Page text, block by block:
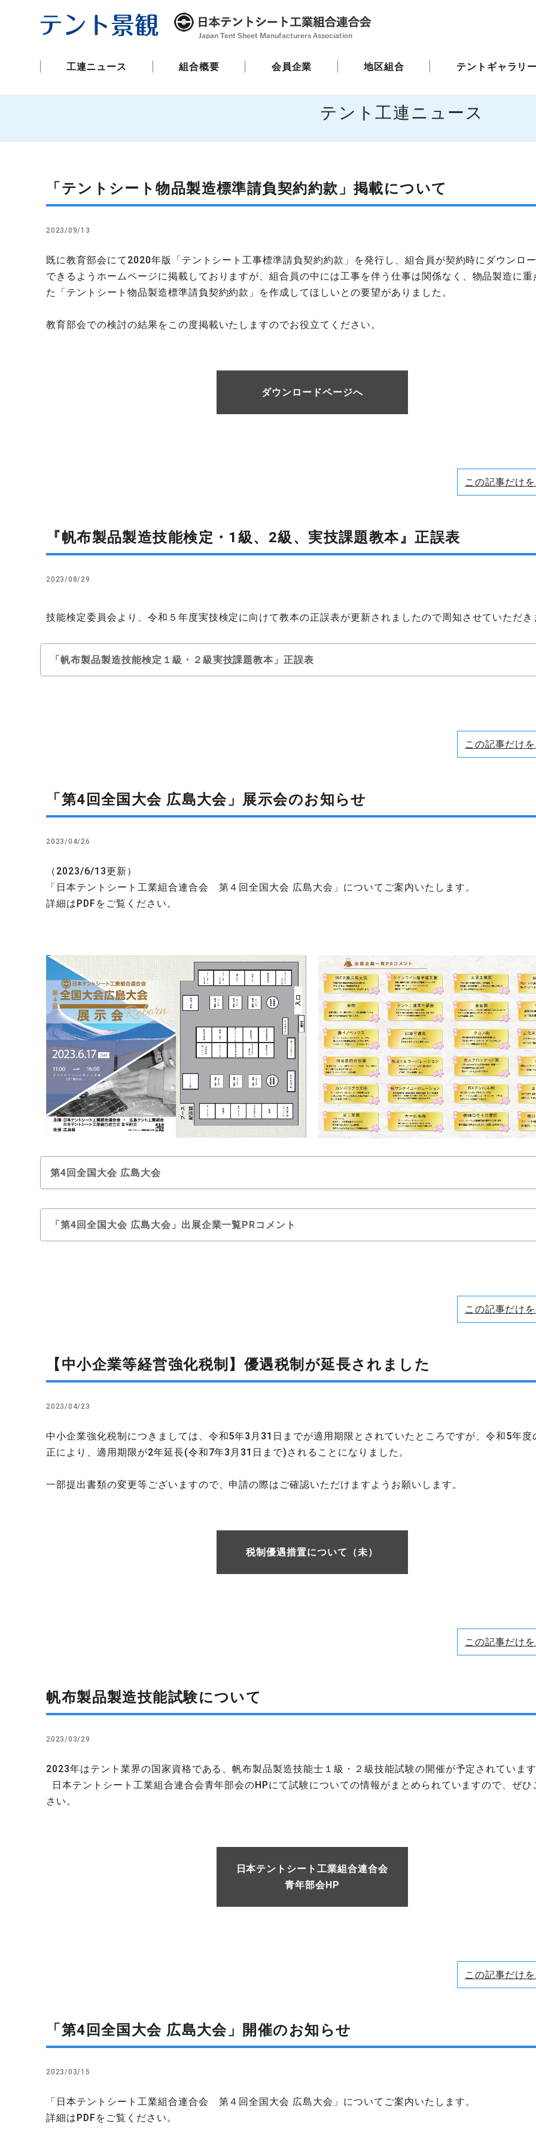
工連ニュース 組合概要 会員企業 地区組合 テントギャラリ
テント工連ニュース
「テントシート物品製造標準請負契約約款」掲載について
2023/09/13
既に教育部会にて2020年版「テントシート工事標準請負契約約款」を発行し、組合員が契約時にダウンロ
できるようホームページに掲載しておりますが、組合員の中には工事を伴う仕事は関係なく、物品製造に重
た「テントシート物品製造標準請負契約約款」を作成してほしいとの要望がありました。
教育部会での検討の結果をこの度掲載いたしますのでお役立てください。
ダウンロードページへ
この記事だけ
『帆布製品製造技能検定・1級、2級、実技課題教本』正誤表
2023/08/29
技能検定委員会より、令和５年度実技検定に向けて教本の正誤表が更新されましたので周知させていただき
「帆布製品製造技能検定１級・２級実技課題教本」正誤表
この記事だけ
「第4回全国大会 広島大会」展示会のお知らせ
2023/04/26
（2023/6/13更新）
「日本テントシート工業組合連合会 第４回全国大会 広島大会」についてご案内いたします。
詳細はPDFをご覧ください。
第4回全国大会 広島大会
「第4回全国大会 広島大会」出展企業一覧PRコメント
この記事だけ
【中小企業等経営強化税制】優遇税制が延長されました
2023/04/23
中小企業強化税制につきましては、令和5年3月31日までが適用期限とされていたところですが、令和5年度
正により、適用期限が2年延長(令和7年3月31日まで)されることになりました。
一部提出書類の変更等ございますので、申請の際はご確認いただけますようお願いします。
税制優遇措置について（未）
この記事だけ
帆布製品製造技能試験について
2023/03/29
2023年はテント業界の国家資格である、帆布製品製造技能士１級・２級技能試験の開催が予定されていま
日本テントシート工業組合連合会青年部会のHPにて試験についての情報がまとめられていますので、ぜひ
さい。
日本テントシート工業組合連合会
青年部会HP
この記事だけ
「第4回全国大会 広島大会」開催のお知らせ
2023/03/15
「日本テントシート工業組合連合会 第４回全国大会 広島大会」についてご案内いたします。
詳細はPDFをご覧ください。